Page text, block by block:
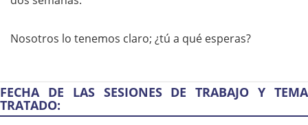
Nosotros lo tenemos claro; ¿tú a qué esperas?
FECHA DE LAS SESIONES DE TRABAJO Y TEMA
TRATADO: